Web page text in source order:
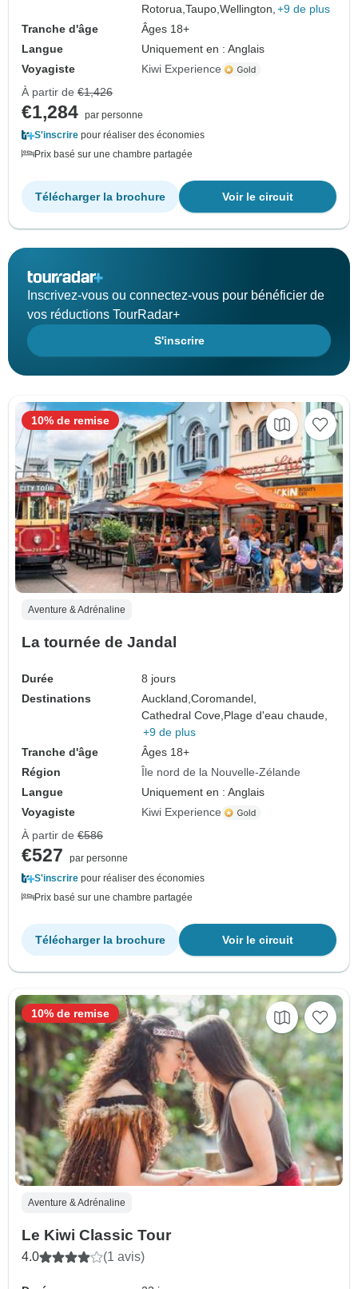
Rotorua,Taupo,Wellington, +9 de plus
Tranche d'âge
Âges 18+
Langue
Uniquement en : Anglais
Voyagiste
Kiwi Experience
À partir de €1,426
€1,284 par personne
S'inscrire pour réaliser des économies
Prix basé sur une chambre partagée
Voir le circuit
Télécharger la brochure
Inscrivez-vous ou connectez-vous pour bénéficier de
vos réductions TourRadar+
S'inscrire
Aventure & Adrénaline
La tournée de Jandal
Durée
8 jours
Destinations
Auckland,Coromandel,
Cathedral Cove,Plage d'eau chaude,
+9 de plus
Tranche d'âge
Âges 18+
Région
Île nord de la Nouvelle-Zélande
Langue
Uniquement en : Anglais
Voyagiste
Kiwi Experience
10% de remise
À partir de €586
€527
par personne
S'inscrire pour réaliser des économies
Prix basé sur une chambre partagée
Voir le circuit
Télécharger la brochure
Aventure & Adrénaline
Le Kiwi Classic Tour
4.0 (1 avis)
10% de remise